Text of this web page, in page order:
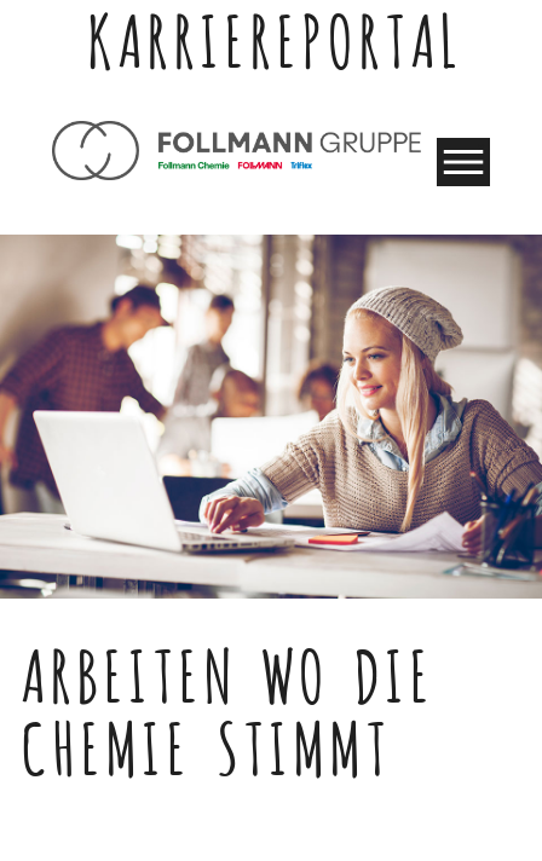
KARRIEREPORTAL
ARBEITEN WO DIE
CHEMIE STIMMT